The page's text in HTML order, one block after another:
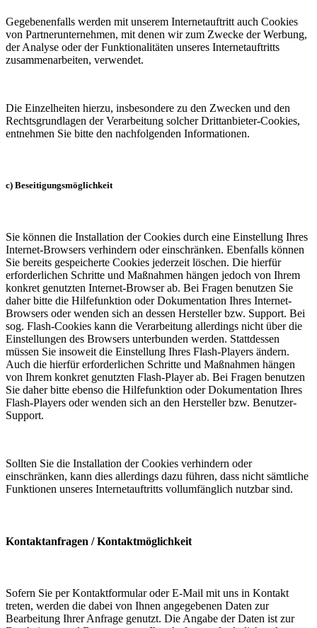
Gegebenenfalls werden mit unserem Internetauftritt auch Cookies
von Partnerunternehmen, mit denen wir zum Zwecke der Werbung,
der Analyse oder der Funktionalitäten unseres Internetauftritts
zusammenarbeiten, verwendet.
Die Einzelheiten hierzu, insbesondere zu den Zwecken und den
Rechtsgrundlagen der Verarbeitung solcher Drittanbieter-Cookies,
entnehmen Sie bitte den nachfolgenden Informationen.
c) Beseitigungsmöglichkeit
Sie können die Installation der Cookies durch eine Einstellung Ihres
Internet-Browsers verhindern oder einschränken. Ebenfalls können
Sie bereits gespeicherte Cookies jederzeit löschen. Die hierfür
erforderlichen Schritte und Maßnahmen hängen jedoch von Ihrem
konkret genutzten Internet-Browser ab. Bei Fragen benutzen Sie
daher bitte die Hilfefunktion oder Dokumentation Ihres Internet-
Browsers oder wenden sich an dessen Hersteller bzw. Support. Bei
sog. Flash-Cookies kann die Verarbeitung allerdings nicht über die
Einstellungen des Browsers unterbunden werden. Stattdessen
müssen Sie insoweit die Einstellung Ihres Flash-Players ändern.
Auch die hierfür erforderlichen Schritte und Maßnahmen hängen
von Ihrem konkret genutzten Flash-Player ab. Bei Fragen benutzen
Sie daher bitte ebenso die Hilfefunktion oder Dokumentation Ihres
Flash-Players oder wenden sich an den Hersteller bzw. Benutzer-
Support.
Sollten Sie die Installation der Cookies verhindern oder
einschränken, kann dies allerdings dazu führen, dass nicht sämtliche
Funktionen unseres Internetauftritts vollumfänglich nutzbar sind.
Kontaktanfragen / Kontaktmöglichkeit
Sofern Sie per Kontaktformular oder E-Mail mit uns in Kontakt
treten, werden die dabei von Ihnen angegebenen Daten zur
Bearbeitung Ihrer Anfrage genutzt. Die Angabe der Daten ist zur